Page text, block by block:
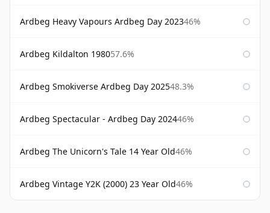
Ardbeg Heavy Vapours Ardbeg Day 202346%
Ardbeg Kildalton 198057.6%
Ardbeg Smokiverse Ardbeg Day 202548.3%
Ardbeg Spectacular - Ardbeg Day 202446%
Ardbeg The Unicorn's Tale 14 Year Old46%
Ardbeg Vintage Y2K (2000) 23 Year Old46%